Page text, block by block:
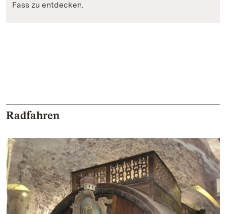
Fass zu entdecken.
Radfahren